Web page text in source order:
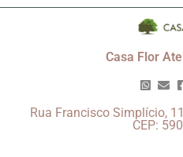
Casa Flor
Rua Francisco Simplício,
CEP: